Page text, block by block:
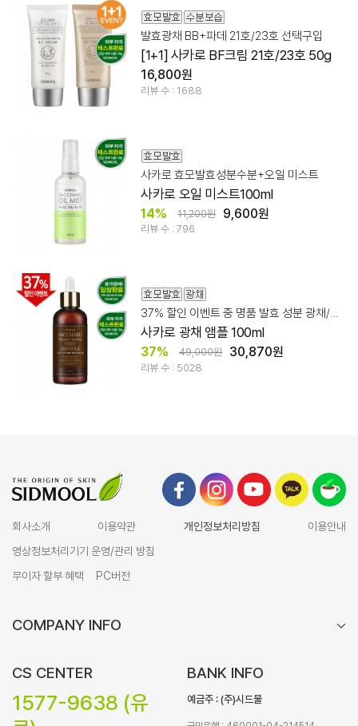
발효광채 BB+파데 21호/23호 선택구입
[1+1] 사카로 BF크림 21호/23호 50g
16,800원
리뷰 수 : 1688
사카로 효모발효성분수분+오일 미스트
사카로 오일 미스트100ml
14% 11,200원 9,600원
리뷰 수 : 796
37% 할인 이벤트 중 명품 발효 성분 광채/리뉴얼/보습
사카로 광채 앰플 100ml
37% 49,000원 30,870원
리뷰 수 : 5028
회사소개 이용약관 개인정보처리방침
이용안내
영상정보처리기기 운영/관리 방침
무이자 할부 혜택
PC버전
COMPANY INFO
CS CENTER
1577-9638 (유
BANK INFO
예금주 : (주)시드물